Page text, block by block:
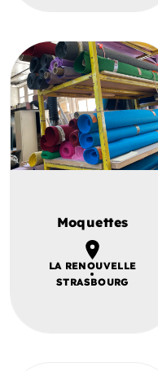
Moquettes
LA RENOUVELLE
STRASBOURG